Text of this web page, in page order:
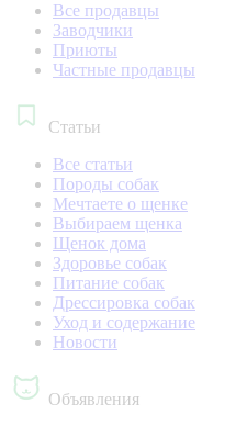
Все продавцы
Заводчики
Приюты
Частные продавцы
Статьи
Все статьи
Породы собак
Мечтаете о щенке
Выбираем щенка
Щенок дома
Здоровье собак
Питание собак
Дрессировка собак
Уход и содержание
Новости
Объявления